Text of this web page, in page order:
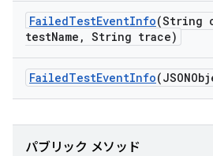
FailedTestEventInfo(String
testName , String trace)
FailedTestEventInfo
パブリック メソッド